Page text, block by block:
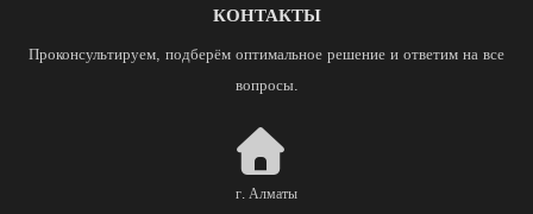
КОНТАКТЫ
Проконсультируем, подберём оптимальное решение и ответим на все
вопросы.
г. Алматы